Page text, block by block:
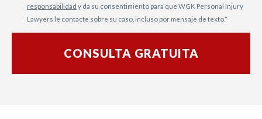
responsabilidad y da su consentimiento para que WGK Personal Injury
Lawyers le contacte sobre su caso, incluso por mensaje de texto.*